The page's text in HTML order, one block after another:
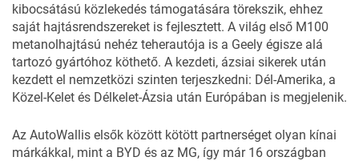
kibocsátású közlekedés támogatására törekszik, ehhez
saját hajtásrendszereket is fejlesztett. A világ első M100
metanolhajtású nehéz teherautója is a Geely égisze alá
tartozó gyártóhoz köthető. A kezdeti, ázsiai sikerek után
kezdett el nemzetközi szinten terjeszkedni: Dél-Amerika, a
Közel-Kelet és Délkelet-Ázsia után Európában is megjelenik.
Az AutoWallis elsők között kötött partnerséget olyan kínai
márkákkal, mint a BYD és az MG, így már 16 országban